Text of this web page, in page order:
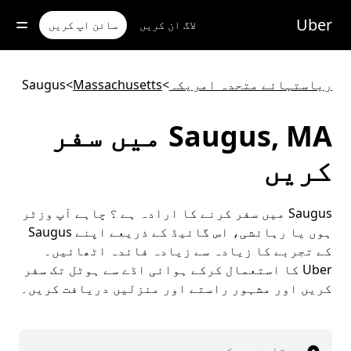
مواد
جائیں
Uber لاگ ان کریں سائن اپ کریں
ریاستہائے متحدہ امریکہ>
Massachusetts
>
Saugus
Saugus, MA میں سفر
کریں
Saugus میں سفر کرنے کا ارادہ ہے ؟ چاہے آپ وزٹر
ہوں یا رہائشی، اس گائیڈ کے ذریعے اپنے Saugus
کے تجربے کا زیادہ سے زیادہ فائدہ اٹھائیں۔
Uber کا استعمال کرکے ہوائی اڈے سے ہوٹل تک سفر
کریں اور مشہور راستے اور منزلیں دریافت کریں۔